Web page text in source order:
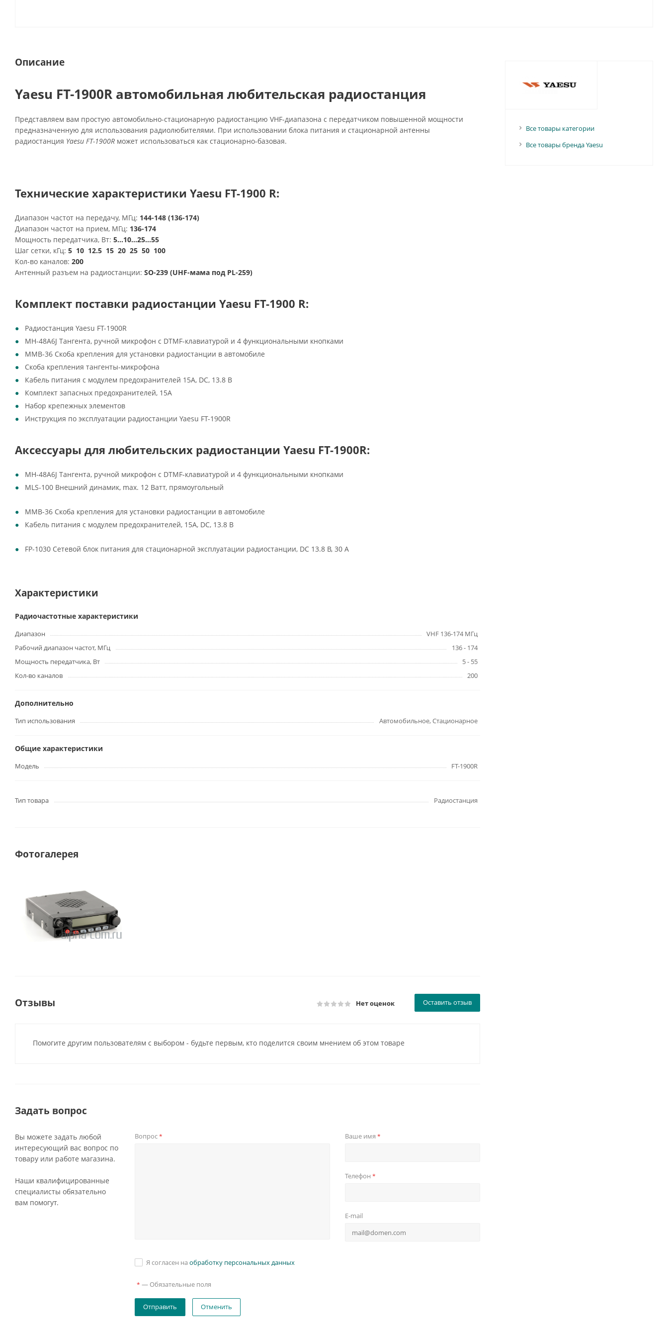
Описание
Yaesu FT-1900R автомобильная любительская радиостанция
Представляем вам простую автомобильно-стационарную радиостанцию VHF-диапазона с передатчиком повышенной мощности
предназначенную для использования радиолюбителями. При использовании блока питания и стационарной антенны
радиостанция Yaesu FT-1900R может использоваться как стационарно-базовая.
Технические характеристики Yaesu FT-1900 R:
Диапазон частот на передачу, МГц: 144-148 (136-174)
Диапазон частот на прием, МГц: 136-174
Мощность передатчика, Вт: 5...10...25...55
Шаг сетки, кГц: 5 10 12.5 15 20 25 50 100
Кол-во каналов: 200
Антенный разъем на радиостанции: SO-239 (UHF-мама под PL-259)
Комплект поставки радиостанции Yaesu FT-1900 R:
Радиостанция Yaesu FT-1900R
MH-48A6J Тангента, ручной микрофон с DTMF-клавиатурой и 4 функциональными кнопками
MMB-36 Скоба крепления для установки радиостанции в автомобиле
Скоба крепления тангенты-микрофона
Кабель питания с модулем предохранителей 15А, DC, 13.8 В
Комплект запасных предохранителей, 15А
Набор крепежных элементов
Инструкция по эксплуатации радиостанции Yaesu FT-1900R
Аксессуары для любительских радиостанции Yaesu FT-1900R:
MH-48A6J Тангента, ручной микрофон с DTMF-клавиатурой и 4 функциональными кнопками
MLS-100 Внешний динамик, max. 12 Ватт, прямоугольный
MMB-36 Скоба крепления для установки радиостанции в автомобиле
Кабель питания с модулем предохранителей, 15А, DC, 13.8 В
FP-1030 Сетевой блок питания для стационарной эксплуатации радиостанции, DC 13.8 В, 30 А
Характеристики
Радиочастотные характеристики
Диапазон
VHF 136-174 МГц
Рабочий диапазон частот, МГц
136 - 174
Мощность передатчика, Вт
5 - 55
Кол-во каналов
200
Дополнительно
Тип использования Автомобильное, Стационарное
Общие характеристики
Модель FT-1900R
Тип товара Радиостанция
Фотогалерея
Отзывы Нет оценок Оставить отзыв
Помогите другим пользователям с выбором - будьте первым, кто поделится своим мнением об этом товаре
Задать вопрос
Вы можете задать любой
интересующий вас вопрос по
товару или работе магазина.
Наши квалифицированные
специалисты обязательно
вам помогут.
Вопрос* Ваше имя *
Телефон *
E-mail
Я согласен наобработку персональных данных
* — Обязательные поля
Отменить
Все товары категории
Все товары бренда Yaesu